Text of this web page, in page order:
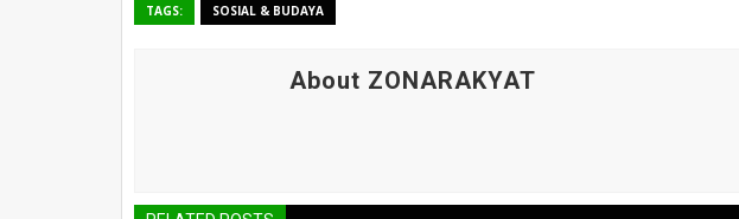
TAGS: SOSIAL & BUDAYA
About ZONARAKYAT